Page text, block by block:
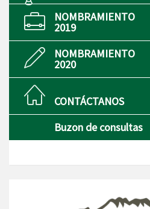
NOMBRAMIENTO
2019
NOMBRAMIENTO
2020
CONTÁCTANOS
Buzon de consultas